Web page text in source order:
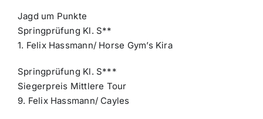
Jagd um Punkte
Springprüfung Kl. S**
1. Felix Hassmann/ Horse Gym’s Kira
Springprüfung Kl. S***
Siegerpreis Mittlere Tour
9. Felix Hassmann/ Cayles